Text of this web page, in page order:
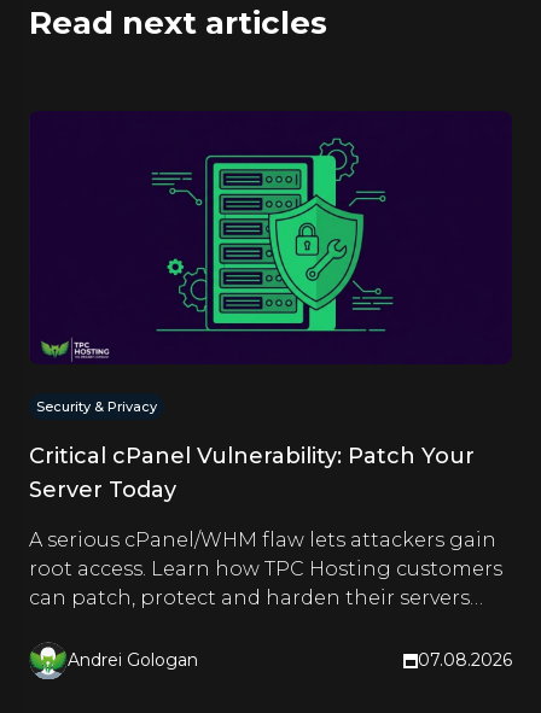
Read next articles
Security & Privacy
Critical cPanel Vulnerability: Patch Your
Server Today
A serious cPanel/WHM flaw lets attackers gain
root access. Learn how TPC Hosting customers
can patch, protect and harden their servers
Andrei Gologan 07.08.2026